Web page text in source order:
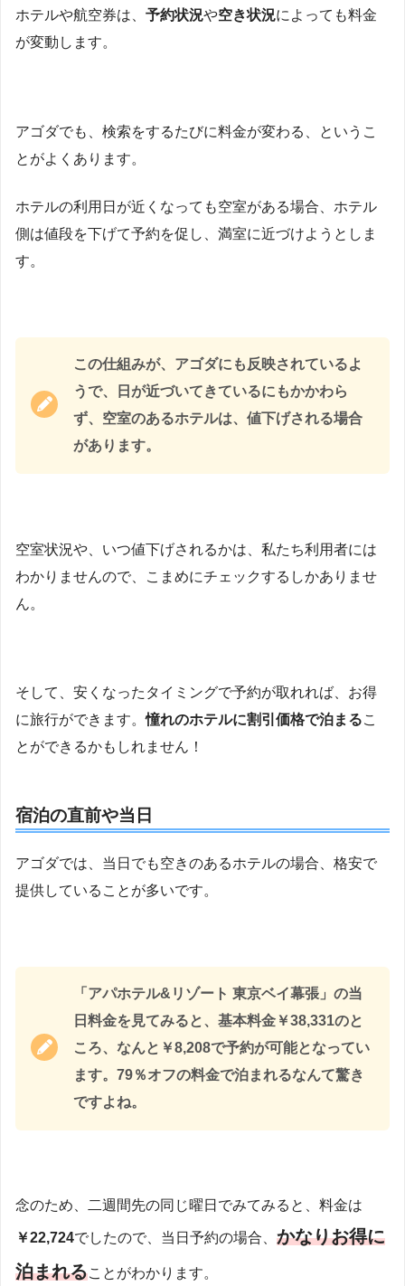
ホテルや航空券は、 予約状況や空き状況によっても料金
が変動します。
アゴダでも、検索をするたびに料金が変わる、というこ
とがよくあります。
ホテルの利用日が近くなっても空室がある場合、ホテル
側は値段を下げて予約を促し、満室に近づけようとしま
す。
この仕組みが、アゴダにも反映されているよ
うで、日が近づいてきているにもかかわら
ず、空室のあるホテルは、値下げされる場合
があります。
空室状況や、いつ値下げされるかは、私たち利用者には
わかりませんので、こまめにチェックするしかありませ
ん。
そして、安くなったタイミングで予約が取れれば、お得
に旅行ができます。憧れのホテルに割引価格で泊まるこ
とができるかもしれません！
宿泊の直前や当日
アゴダでは、当日でも空きのあるホテルの場合、格安で
提供していることが多いです。
「アパホテル&リゾート 東京ベイ幕張」の当
日料金を見てみると、基本料金￥38,331のと
ころ、なんと￥8,208で予約が可能となってい
ます。79％オフの料金で泊まれるなんて驚き
ですよね。
念のため、二週間先の同じ曜日でみてみると、料金は
￥22,724でしたので、当日予約の場合、 かなりお得に
泊まれることがわかります。